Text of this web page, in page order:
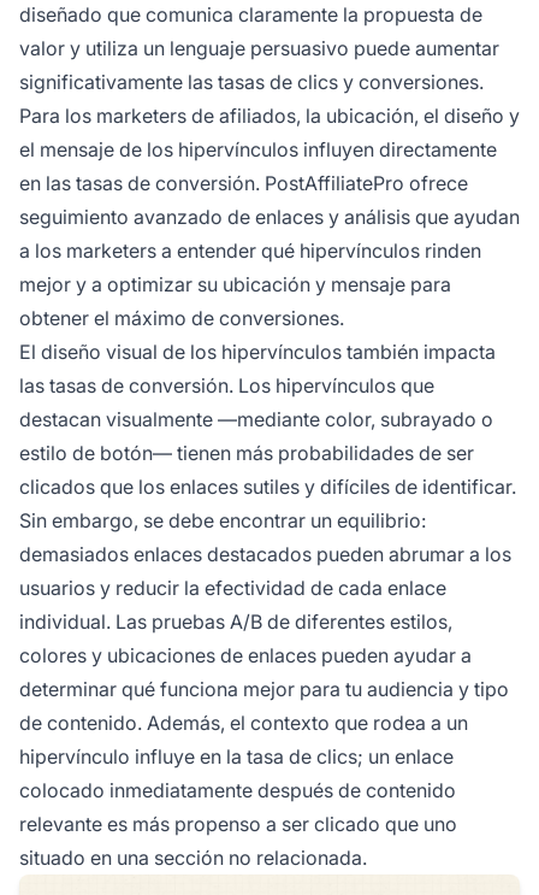
diseñado que comunica claramente la propuesta de
valor y utiliza un lenguaje persuasivo puede aumentar
significativamente las tasas de clics y conversiones.
Para los marketers de afiliados, la ubicación, el diseño y
el mensaje de los hipervínculos influyen directamente
en las tasas de conversión. PostAffiliatePro ofrece
seguimiento avanzado de enlaces y análisis que ayudan
a los marketers a entender qué hipervínculos rinden
mejor y a optimizar su ubicación y mensaje para
obtener el máximo de conversiones.
El diseño visual de los hipervínculos también impacta
las tasas de conversión. Los hipervínculos que
destacan visualmente —mediante color, subrayado o
estilo de botón— tienen más probabilidades de ser
clicados que los enlaces sutiles y difíciles de identificar.
Sin embargo, se debe encontrar un equilibrio:
demasiados enlaces destacados pueden abrumar a los
usuarios y reducir la efectividad de cada enlace
individual. Las pruebas A/B de diferentes estilos,
colores y ubicaciones de enlaces pueden ayudar a
determinar qué funciona mejor para tu audiencia y tipo
de contenido. Además, el contexto que rodea a un
hipervínculo influye en la tasa de clics; un enlace
colocado inmediatamente después de contenido
relevante es más propenso a ser clicado que uno
situado en una sección no relacionada.